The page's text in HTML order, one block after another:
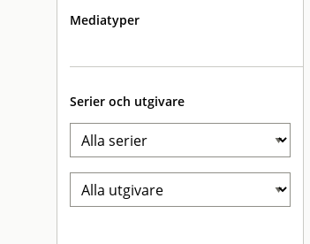
Mediatyper
Serier och utgivare